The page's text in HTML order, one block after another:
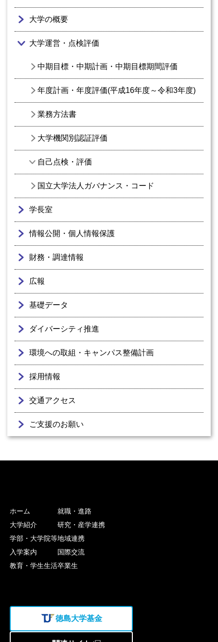
大学の概要
大学運営・点検評価
中期目標・中期計画・中期目標期間評価
年度計画・年度評価(平成16年度～令和3年度)
業務方法書
大学機関別認証評価
自己点検・評価
国立大学法人ガバナンス・コード
学長室
情報公開・個人情報保護
財務・調達情報
広報
基礎データ
ダイバーシティ推進
環境への取組・キャンパス整備計画
採用情報
交通アクセス
ご支援のお願い
ホーム
大学紹介
学部・大学院等
入学案内
教育・学生生活
就職・進路
研究・産学連携
地域連携
国際交流
卒業生
徳島大学基金